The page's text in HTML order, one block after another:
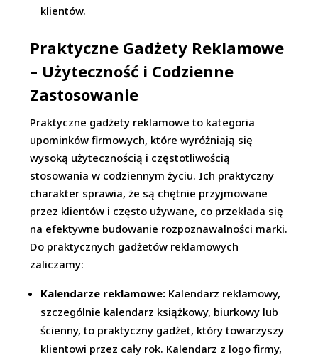
klientów.
Praktyczne Gadżety Reklamowe
– Użyteczność i Codzienne
Zastosowanie
Praktyczne gadżety reklamowe to kategoria
upominków firmowych, które wyróżniają się
wysoką użytecznością i częstotliwością
stosowania w codziennym życiu. Ich praktyczny
charakter sprawia, że są chętnie przyjmowane
przez klientów i często używane, co przekłada się
na efektywne budowanie rozpoznawalności marki.
Do praktycznych gadżetów reklamowych
zaliczamy:
Kalendarze reklamowe: Kalendarz reklamowy,
szczególnie kalendarz książkowy, biurkowy lub
ścienny, to praktyczny gadżet, który towarzyszy
klientowi przez cały rok. Kalendarz z logo firmy,